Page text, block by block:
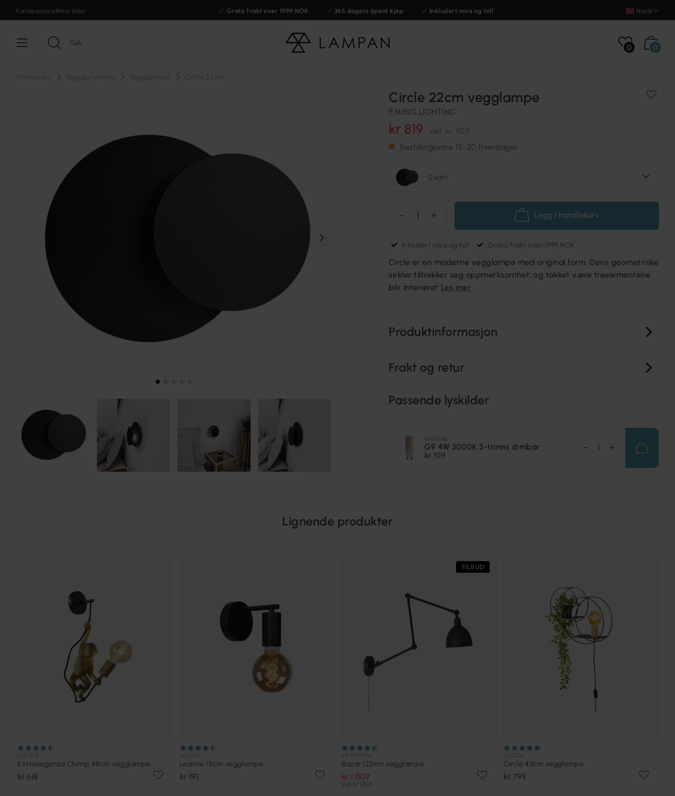
KundeserviceMine sider Gratis frakt over 1999 NOK 365 dagers åpent kjøp Inkludert mva og toll Norsk
0 0
Circle 22cm vegglampe
EMIBIG LIGHTING
kr 819 Veil. kr 909
Bestillingsvare 15-20 hverdager
Svart
Legg i handlekurv
Inkludert mva og toll Gratis frakt over 1999 NOK
Circle er en moderne vegglampe med original form. Dens geometriske
sirkler tiltrekker seg oppmerksomhet, og takket være treelementene
blir interiøret Les mer
Produktinformasjon
Frakt og retur
Passende lyskilder
G9 4W 3000K 3-trinns dimbar
kr 109
Lignende produkter
Extravaganza Chimp 48cm vegglampe
kr 618
Leanne 15cm vegglampe
kr 191
TILBUD
Bazar 122cm vegglampe
kr 1 009
Veil. kr 1 835
Circle 43cm vegglampe
kr 799